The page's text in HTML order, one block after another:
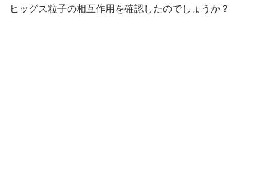
ヒッグス粒子の相互作用を確認したのでしょうか？